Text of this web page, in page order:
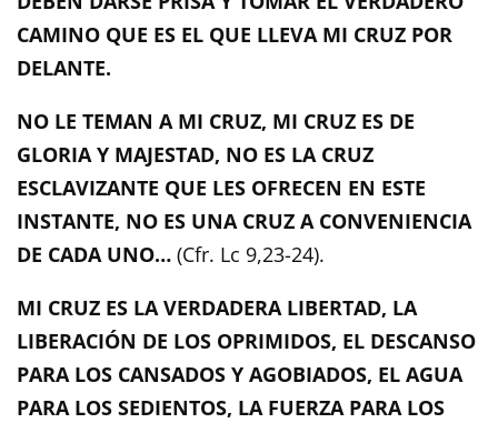
CAMINO QUE ES EL QUE LLEVA MI CRUZ POR
DELANTE.
NO LE TEMAN A MI CRUZ, MI CRUZ ES DE
GLORIA Y MAJESTAD, NO ES LA CRUZ
ESCLAVIZANTE QUE LES OFRECEN EN ESTE
INSTANTE, NO ES UNA CRUZ A CONVENIENCIA
DE CADA UNO… (Cfr. Lc 9,23-24).
MI CRUZ ES LA VERDADERA LIBERTAD, LA
LIBERACIÓN DE LOS OPRIMIDOS, EL DESCANSO
PARA LOS CANSADOS Y AGOBIADOS, EL AGUA
PARA LOS SEDIENTOS, LA FUERZA PARA LOS